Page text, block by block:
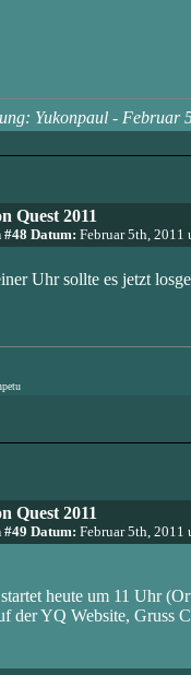
Yukonpaul - Februar
Quest 2011
Datum: Februar 5th, 2011
Uhr sollte es jetzt
Quest 2011
Datum: Februar 5th, 2011
heute um 11 Uhr
der YQ Website, Gruss